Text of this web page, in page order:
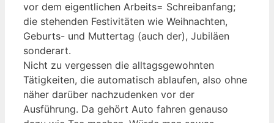
vor dem eigentlichen Arbeits= Schreibanfang;
die stehenden Festivitäten wie Weihnachten,
Geburts- und Muttertag (auch der), Jubiläen
sonderart.
Nicht zu vergessen die alltagsgewohnten
Tätigkeiten, die automatisch ablaufen, also ohne
näher darüber nachzudenken vor der
Ausführung. Da gehört Auto fahren genauso